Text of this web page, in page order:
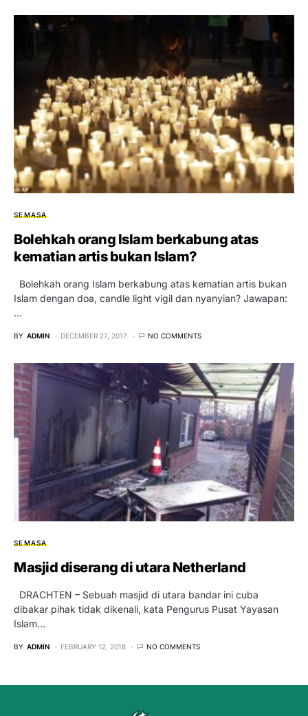
SEMASA
Bolehkah orang Islam berkabung atas
kematian artis bukan Islam?
Bolehkah orang Islam berkabung atas kematian artis bukan
Islam dengan doa, candle light vigil dan nyanyian? Jawapan:
…
BY ADMIN DECEMBER 27, 2017 NO COMMENTS
SEMASA
Masjid diserang di utara Netherland
DRACHTEN – Sebuah masjid di utara bandar ini cuba
dibakar pihak tidak dikenali, kata Pengurus Pusat Yayasan
Islam…
BY ADMIN FEBRUARY 12, 2018 NO COMMENTS